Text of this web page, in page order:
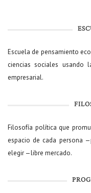
Escuela de pensamiento
ciencias sociales
empresarial.
Filosofía política que
espacio de cada persona
elegir —libre mercado.